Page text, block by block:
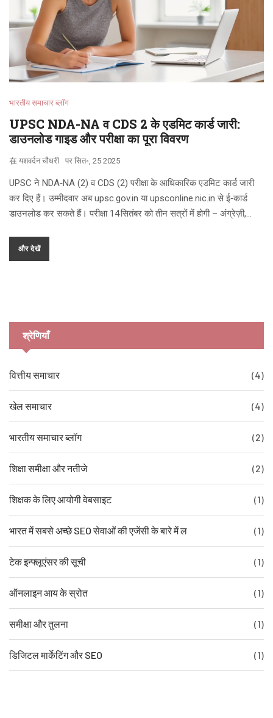
भारतीय समाचार ब्लॉग
UPSC NDA-NA व CDS 2 के एडमिट कार्ड जारी:
डाउनलोड गाइड और परीक्षा का पूरा विवरण
在 यशवर्दन चौधरी पर सित॰, 25 2025
UPSC ने NDA‑NA (2) व CDS (2) परीक्षा के आधिकारिक एडमिट कार्ड जारी
कर दिए हैं। उम्मीदवार अब upsc.gov.in या upsconline.nic.in से ई‑कार्ड
डाउनलोड कर सकते हैं। परीक्षा 14 सितंबर को तीन सत्रों में होगी – अंग्रेज़ी,
डेटा की दोबारा जाँच अवश्य करें।
और देखें
श्रेणियाँ
वित्तीय समाचार (4)
खेल समाचार (4)
भारतीय समाचार ब्लॉग (2)
शिक्षा समीक्षा और नतीजे (2)
शिक्षक के लिए आयोगी वेबसाइट (1)
भारत में सबसे अच्छे SEO सेवाओं की एजेंसी के बारे में ल (1)
टेक इन्फ्लूएंसर की सूची (1)
ऑनलाइन आय के स्रोत (1)
समीक्षा और तुलना (1)
डिजिटल मार्केटिंग और SEO (1)